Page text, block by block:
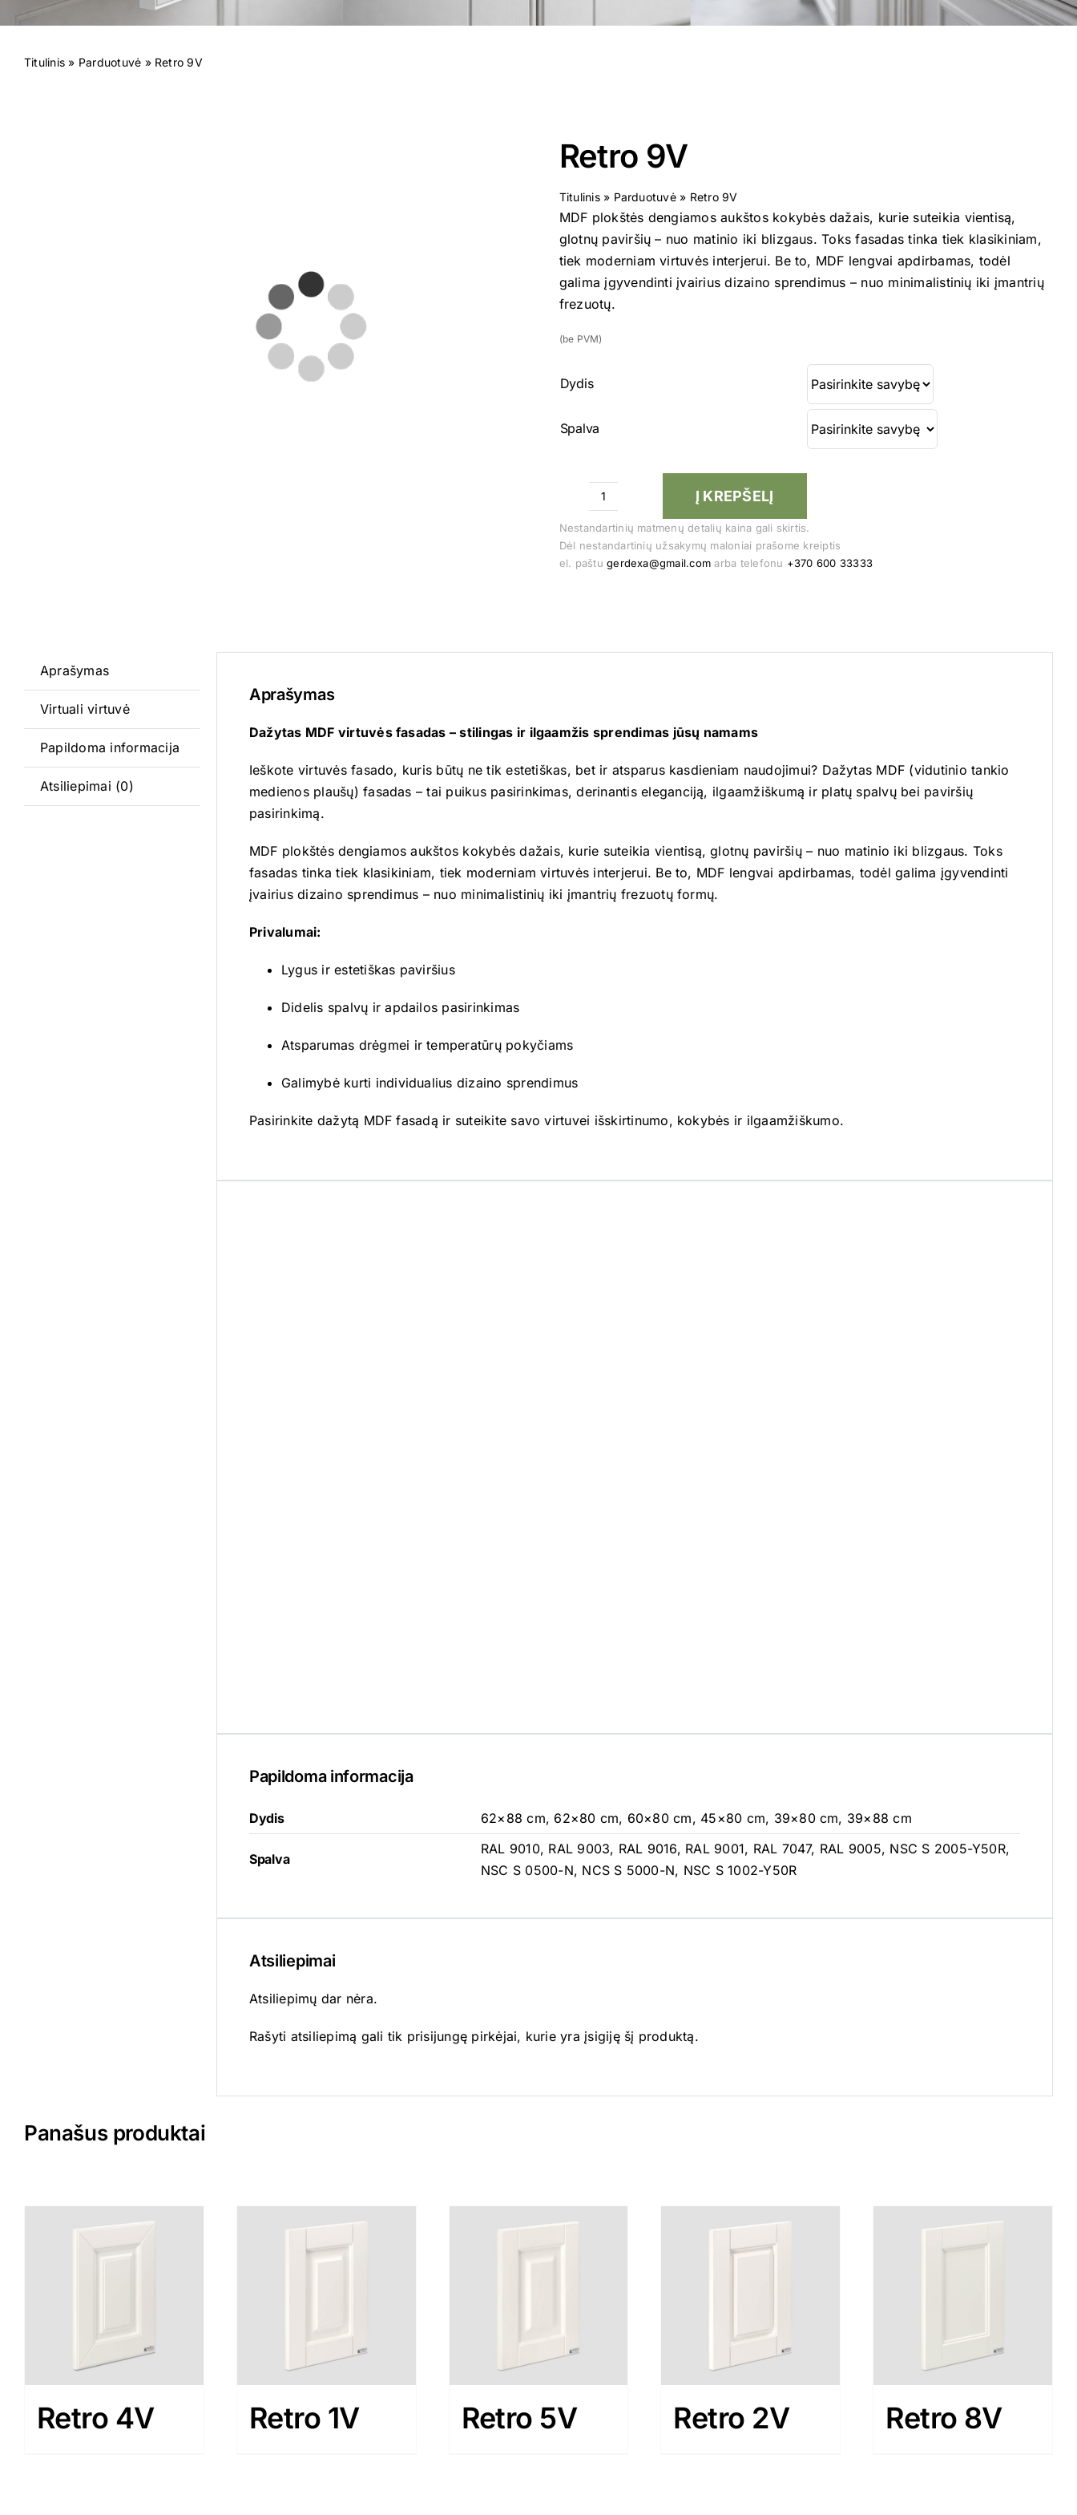
Titulinis » Parduotuvė » Retro 9V
Retro 9V
Titulinis» Parduotuvė» Retro 9V
MDF plokštės dengiamos aukštos kokybės dažais, kurie suteikia vientisą,
glotnų paviršių – nuo matinio iki blizgaus. Toks fasadas tinka tiek klasikiniam,
tiek moderniam virtuvės interjerui. Be to, MDF lengvai apdirbamas, todėl
galima įgyvendinti įvairius dizaino sprendimus – nuo minimalistinių iki įmantrių
frezuotų.
(be PVM)
Dydis
Spalva
produkto
kiekis:
Retro
9V
Į KREPŠELĮ
Nestandartinių matmenų detalių kaina gali skirtis.
Dėl nestandartinių užsakymų maloniai prašome kreiptis
el. paštugerdexa@gmail.com arba telefonu +370 600 33333
Aprašymas
Virtuali virtuvė
Papildoma informacija
Atsiliepimai (0)
Aprašymas
Dažytas MDF virtuvės fasadas – stilingas ir ilgaamžis sprendimas jūsų namams
Ieškote virtuvės fasado, kuris būtų ne tik estetiškas, bet ir atsparus kasdieniam naudojimui? Dažytas MDF (vidutinio tankio
medienos plaušų) fasadas – tai puikus pasirinkimas, derinantis eleganciją, ilgaamžiškumą ir platų spalvų bei paviršių
pasirinkimą.
MDF plokštės dengiamos aukštos kokybės dažais, kurie suteikia vientisą, glotnų paviršių – nuo matinio iki blizgaus. Toks
fasadas tinka tiek klasikiniam, tiek moderniam virtuvės interjerui. Be to, MDF lengvai apdirbamas, todėl galima įgyvendinti
įvairius dizaino sprendimus – nuo minimalistinių iki įmantrių frezuotų formų.
Privalumai:
Lygus ir estetiškas paviršius
Didelis spalvų ir apdailos pasirinkimas
Atsparumas drėgmei ir temperatūrų pokyčiams
Galimybė kurti individualius dizaino sprendimus
Pasirinkite dažytą MDF fasadą ir suteikite savo virtuvei išskirtinumo, kokybės ir ilgaamžiškumo.
Papildoma informacija
Dydis 62×88 cm, 62×80 cm, 60×80 cm, 45×80 cm, 39×80 cm, 39×88 cm
Spalva
RAL 9010, RAL 9003, RAL 9016, RAL 9001, RAL 7047, RAL 9005, NSC S 2005-Y50R,
NSC S 0500-N, NCS S 5000-N, NSC S 1002-Y50R
Atsiliepimai
Atsiliepimų dar nėra.
Rašyti atsiliepimą gali tik prisijungę pirkėjai, kurie yra įsigiję šį produktą.
Panašus produktai
Retro 4V Retro 1V Retro 5V Retro 2V Retro 8V